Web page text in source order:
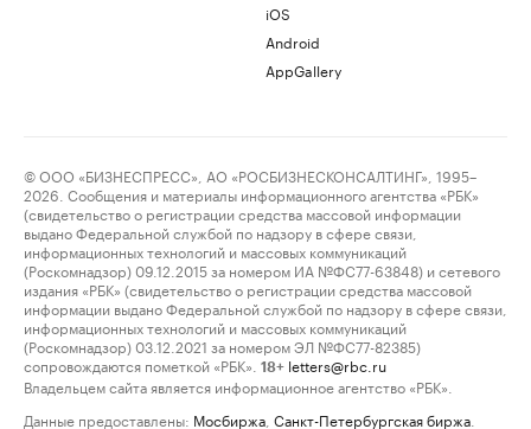
iOS
Android
AppGallery
© ООО «БИЗНЕСПРЕСС», АО «РОСБИЗНЕСКОНСАЛТИНГ», 1995–
2026. Сообщения и материалы информационного агентства «РБК»
(свидетельство о регистрации средства массовой информации
выдано Федеральной службой по надзору в сфере связи,
информационных технологий и массовых коммуникаций
(Роскомнадзор) 09.12.2015 за номером ИА №ФС77-63848) и сетевого
издания «РБК» (свидетельство о регистрации средства массовой
информации выдано Федеральной службой по надзору в сфере связи,
информационных технологий и массовых коммуникаций
(Роскомнадзор) 03.12.2021 за номером ЭЛ №ФС77-82385)
сопровождаются пометкой «РБК».
18+ letters@rbc.ru
Владельцем сайта является информационное агентство «РБК».
Данные предоставлены: Мосбиржа Санкт-Петербургская биржа